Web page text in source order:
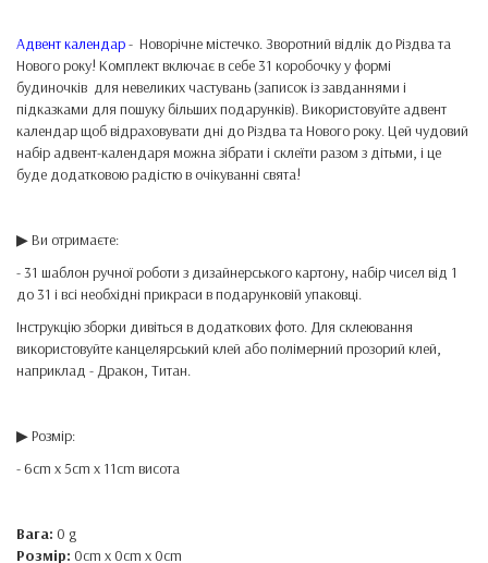
Адвент календар- Новорічне містечко. Зворотний відлік до Різдва та
Нового року! Комплект включає в себе 31 коробочку у формі
будиночків для невеликих частувань (записок із завданнями і
підказками для пошуку більших подарунків). Використовуйте адвент
календар щоб відраховувати дні до Різдва та Нового року. Цей чудовий
набір адвент-календаря можна зібрати і склеїти разом з дітьми, і це
буде додатковою радістю в очікуванні свята!
▶ Ви отримаєте:
- 31 шаблон ручної роботи з дизайнерського картону, набір чисел від 1
до 31 і всі необхідні прикраси в подарунковій упаковці.
Інструкцію зборки дивіться в додаткових фото. Для склеювання
використовуйте канцелярський клей або полімерний прозорий клей,
наприклад - Дракон, Титан.
▶ Розмір:
- 6cm x 5cm x 11cm висота
Вага: 0 g
Розмір: 0cm x 0cm x 0cm